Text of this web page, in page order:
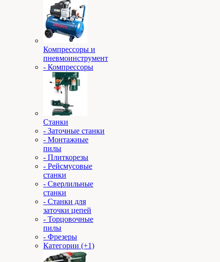
Компрессоры и
пневмоинструмент
- Компрессоры
Станки
- Заточные станки
- Монтажные
пилы
- Плиткорезы
- Рейсмусовые
станки
- Сверлильные
станки
- Станки для
заточки цепей
- Торцовочные
пилы
- Фрезеры
Категории (+1)